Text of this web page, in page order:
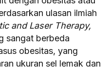
ulasan ilmiah
and Laser Therapy,
sangat berbeda
obesitas, yang
ukuran sel lemak dan